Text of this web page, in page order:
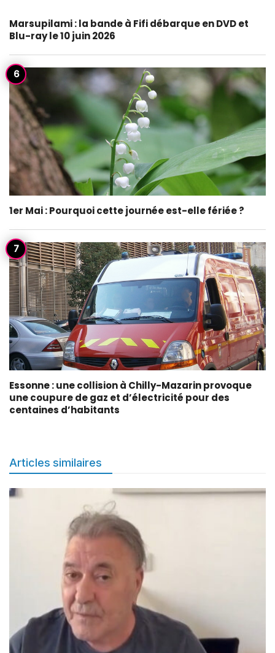
Marsupilami : la bande à Fifi débarque en DVD et
Blu-ray le 10 juin 2026
1er Mai : Pourquoi cette journée est-elle fériée ?
Essonne : une collision à Chilly-Mazarin provoque
une coupure de gaz et d’électricité pour des
centaines d’habitants
Articles similaires